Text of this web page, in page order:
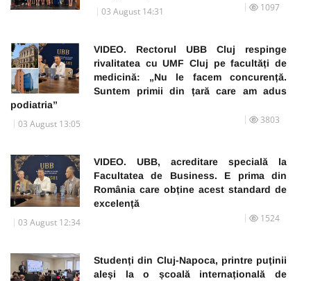
03 August 14:31 1097
VIDEO. Rectorul UBB Cluj respinge
rivalitatea cu UMF Cluj pe facultăți de
medicină: „Nu le facem concurență.
Suntem primii din țară care am adus
podiatria”
03 August 13:05 3803
VIDEO. UBB, acreditare specială la
Facultatea de Business. E prima din
România care obține acest standard de
excelență
03 August 12:34 1524
Studenți din Cluj-Napoca, printre puținii
aleși la o școală internațională de